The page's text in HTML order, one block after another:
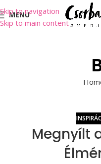
Skip to navigation
Skip to main content
MENU
Megnyílt